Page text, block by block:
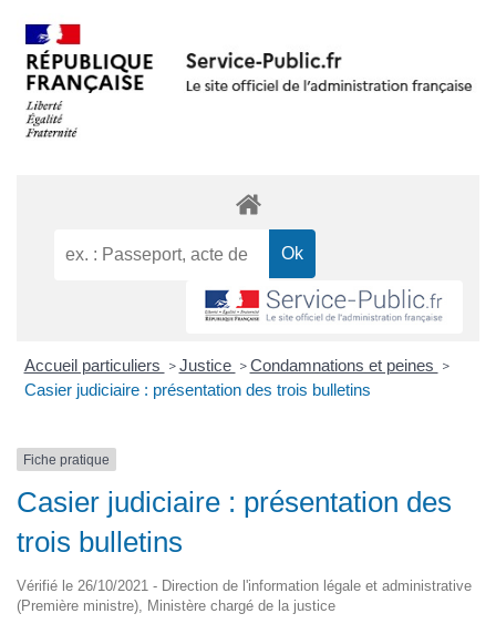
Accueil particuliers > Justice > Condamnations et peines >
Casier judiciaire : présentation des trois bulletins
Fiche pratique
Casier judiciaire : présentation des
trois bulletins
Vérifié le 26/10/2021 - Direction de l'information légale et administrative
(Première ministre), Ministère chargé de la justice